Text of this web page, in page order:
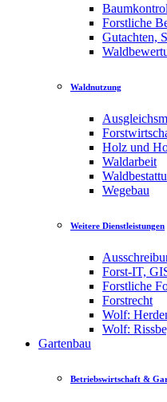
Forstliche
Gutachten,
Waldnutzung
Holz und
Waldarbeit
Wegebau
Weitere Dienstleistungen
Forst-IT,
Forstliche
Forstrecht
Wolf:
Wolf:
Gartenbau
Betriebswirtschaft &